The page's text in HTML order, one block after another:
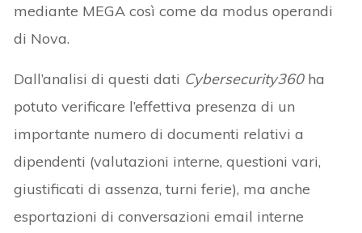
mediante MEGA così come da modus operandi
di Nova.
Dall’analisi di questi dati Cybersecurity360ha
potuto verificare l’effettiva presenza di un
importante numero di documenti relativi a
dipendenti (valutazioni interne, questioni vari,
giustificati di assenza, turni ferie), ma anche
esportazioni di conversazioni email interne